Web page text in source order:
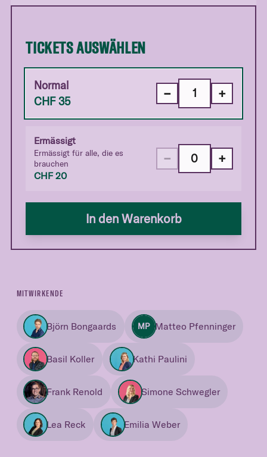
TICKETS AUSWÄHLEN
Normal
CHF35
− +
Ermässigt
Ermässigt für alle, die es
brauchen
CHF20
− +
In den Warenkorb
MITWIRKENDE
Björn Bongaards MP Matteo Pfenninger
Basil Koller Kathi Paulini
Frank Renold Simone Schwegler
Lea Reck Emilia Weber